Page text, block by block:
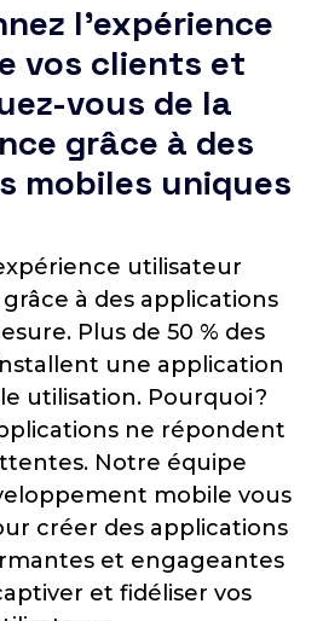
l’expérience
vos clients et
vous de la
grâce à des
mobiles uniques
utilisateur
à des applications
Plus de 50 % des
une application
utilisation. Pourquoi ?
ne répondent
Notre équipe
mobile vous
créer des applications
et engageantes
et fidéliser vos